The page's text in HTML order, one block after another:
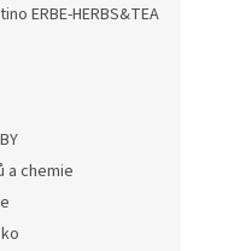
ERBE-HERBS&TEA
a chemie